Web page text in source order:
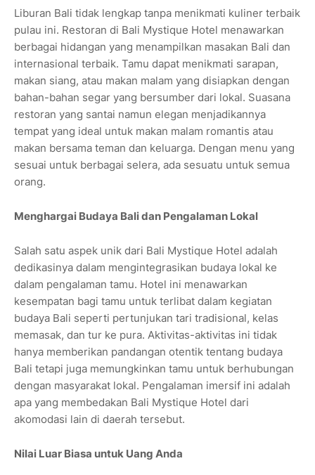
Liburan Bali tidak lengkap tanpa menikmati kuliner terbaik
pulau ini. Restoran di Bali Mystique Hotel menawarkan
berbagai hidangan yang menampilkan masakan Bali dan
internasional terbaik. Tamu dapat menikmati sarapan,
makan siang, atau makan malam yang disiapkan dengan
bahan-bahan segar yang bersumber dari lokal. Suasana
restoran yang santai namun elegan menjadikannya
tempat yang ideal untuk makan malam romantis atau
makan bersama teman dan keluarga. Dengan menu yang
sesuai untuk berbagai selera, ada sesuatu untuk semua
orang.
Menghargai Budaya Bali dan Pengalaman Lokal
Salah satu aspek unik dari Bali Mystique Hotel adalah
dedikasinya dalam mengintegrasikan budaya lokal ke
dalam pengalaman tamu. Hotel ini menawarkan
kesempatan bagi tamu untuk terlibat dalam kegiatan
budaya Bali seperti pertunjukan tari tradisional, kelas
memasak, dan tur ke pura. Aktivitas-aktivitas ini tidak
hanya memberikan pandangan otentik tentang budaya
Bali tetapi juga memungkinkan tamu untuk berhubungan
dengan masyarakat lokal. Pengalaman imersif ini adalah
apa yang membedakan Bali Mystique Hotel dari
akomodasi lain di daerah tersebut.
Nilai Luar Biasa untuk Uang Anda